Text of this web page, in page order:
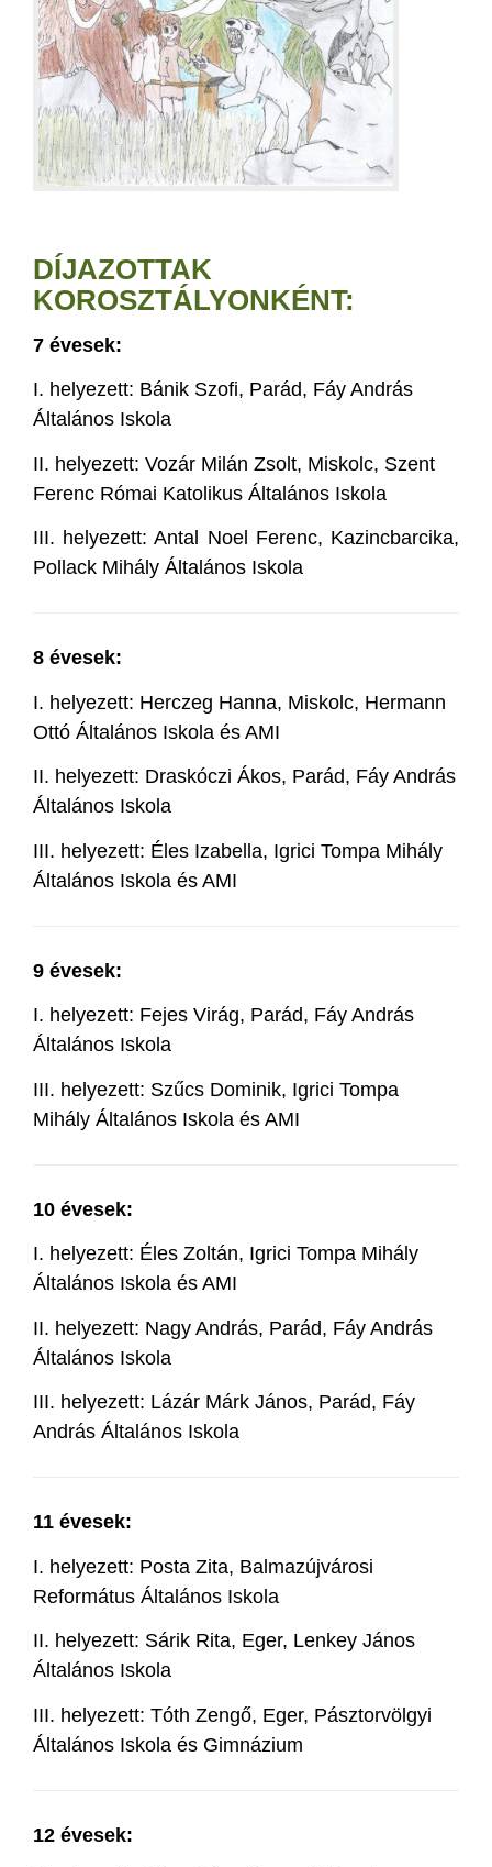
DÍJAZOTTAK
KOROSZTÁLYONKÉNT:
7 évesek:
I. helyezett: Bánik Szofi, Parád, Fáy András
Általános Iskola
II. helyezett: Vozár Milán Zsolt, Miskolc, Szent
Ferenc Római Katolikus Általános Iskola
III. helyezett: Antal Noel Ferenc, Kazincbarcika,
Pollack Mihály Általános Iskola
8 évesek:
I. helyezett: Herczeg Hanna, Miskolc, Hermann
Ottó Általános Iskola és AMI
II. helyezett: Draskóczi Ákos, Parád, Fáy András
Általános Iskola
III. helyezett: Éles Izabella, Igrici Tompa Mihály
Általános Iskola és AMI
9 évesek:
I. helyezett: Fejes Virág, Parád, Fáy András
Általános Iskola
III. helyezett: Szűcs Dominik, Igrici Tompa
Mihály Általános Iskola és AMI
10 évesek:
I. helyezett: Éles Zoltán, Igrici Tompa Mihály
Általános Iskola és AMI
II. helyezett: Nagy András, Parád, Fáy András
Általános Iskola
III. helyezett: Lázár Márk János, Parád, Fáy
András Általános Iskola
11 évesek:
I. helyezett: Posta Zita, Balmazújvárosi
Református Általános Iskola
II. helyezett: Sárik Rita, Eger, Lenkey János
Általános Iskola
III. helyezett: Tóth Zengő, Eger, Pásztorvölgyi
Általános Iskola és Gimnázium
12 évesek: